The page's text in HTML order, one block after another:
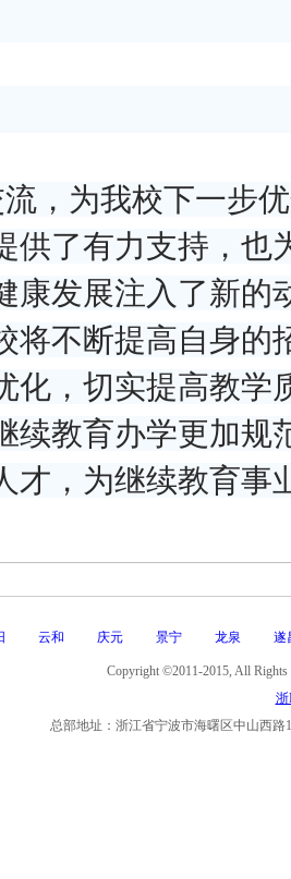
，为我校下一步
供了有力支持，也
康发展注入了新的
将不断提高自身的
化，切实提高教学
续教育办学更加规
才，为继续教育事
云和 庆元 景宁 龙泉 遂
Copyright ©2011-2015, All
浙
总部地址：浙江省宁波市海曙区中山西路